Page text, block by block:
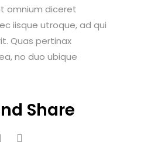
omnium diceret
iisque utroque, ad qui
Quas pertinax
no duo ubique
Share